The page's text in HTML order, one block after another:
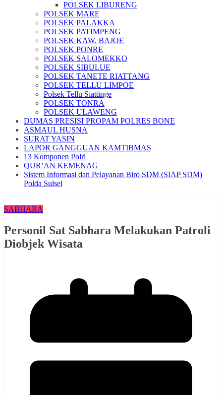
POLSEK LIBURENG
POLSEK MARE
POLSEK PALAKKA
POLSEK PATIMPENG
POLSEK KAW. BAJOE
POLSEK PONRE
POLSEK SALOMEKKO
POLSEK SIBULUE
POLSEK TANETE RIATTANG
POLSEK TELLU LIMPOE
Polsek Tellu Siattinge
POLSEK TONRA
POLSEK ULAWENG
DUMAS PRESISI PROPAM POLRES BONE
ASMAUL HUSNA
SURAT YASIN
LAPOR GANGGUAN KAMTIBMAS
13 Komponen Polri
QUR’AN KEMENAG
Sistem Informasi dan Pelayanan Biro SDM (SIAP SDM)
Polda Sulsel
SABHARA
Personil Sat Sabhara Melakukan Patroli
Diobjek Wisata